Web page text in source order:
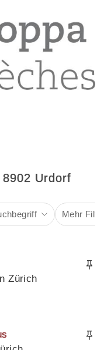
Urdorf
Mehr
Zürich